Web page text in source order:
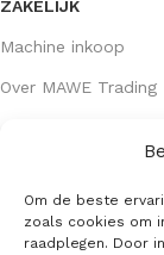
Om de beste
zoals cookies om
raadplegen. Door
ZAKELIJK
Machine inkoop
Over MAWE Trading
Algemene